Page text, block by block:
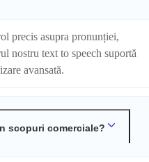
precis asupra pronunției,
nostru text to speech suportă
avansată.
scopuri comerciale?